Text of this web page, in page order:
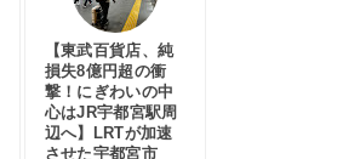
【東武百貨店、純
損失8億円超の衝
撃！にぎわいの中
心はJR宇都宮駅周
辺へ】LRTが加速
させた宇都宮市